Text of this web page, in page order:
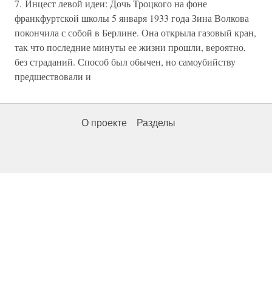
7. Инцест левой идеи: Дочь Троцкого на фоне
франкфуртской школы 5 января 1933 года Зина Волкова
покончила с собой в Берлине. Она открыла газовый кран,
так что последние минуты ее жизни прошли, вероятно,
без страданий. Способ был обычен, но самоубийству
предшествовали и
О проекте Разделы